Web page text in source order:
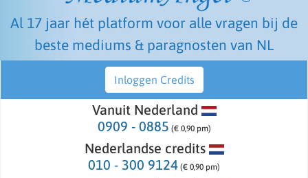
Al 17 jaar hét platform voor alle vragen bij de
beste mediums & paragnosten van NL
Inloggen Credits
Vanuit Nederland
0909 - 0885 (€ 0,90 pm)
Nederlandse credits
010 - 300 9124 (€ 0,90 pm)